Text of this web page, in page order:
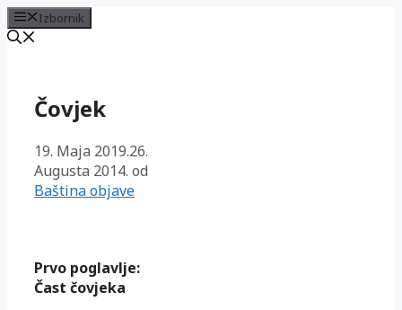
Izbornik
sadržajČovjek
19. Maja 2019.26.
Augusta 2014. od
Baština objave
Prvo poglavlje:
Čast čovjeka